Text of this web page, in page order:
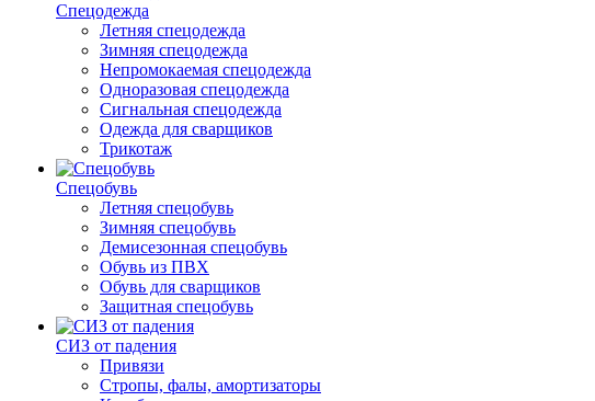
Спецодежда
Летняя спецодежда
Зимняя спецодежда
Непромокаемая спецодежда
Одноразовая спецодежда
Сигнальная спецодежда
Одежда для сварщиков
Трикотаж
Спецобувь
Летняя спецобувь
Зимняя спецобувь
Демисезонная спецобувь
Обувь из ПВХ
Обувь для сварщиков
Защитная спецобувь
СИЗ от падения
Привязи
Стропы, фалы, амортизаторы